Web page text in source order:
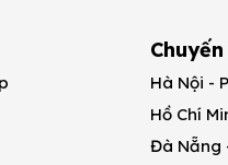
Hà Nội -
Hồ Chí
Đà Nẵng